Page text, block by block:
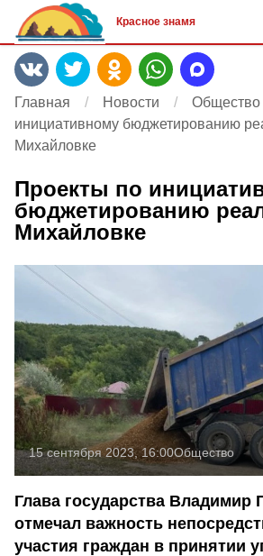
Красное знамя
Главная Новости Общество
инициативному бюджетированию
Михайловке
Проекты по
бюджетированию
Михайловке
15 сентября 2023, 16:00Общество
Глава государства Владимир
отмечал важность
участия граждан в принятии